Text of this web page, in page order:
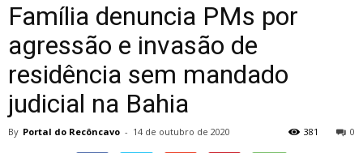
Família denuncia PMs por
agressão e invasão de
residência sem mandado
judicial na Bahia
By Portal do Recôncavo - 14 de outubro de 2020 0
381